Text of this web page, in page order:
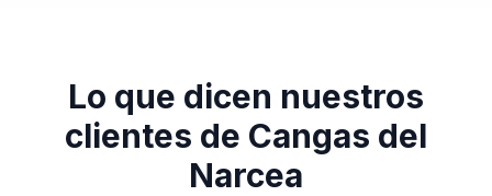
Lo que dicen nuestros
clientes de Cangas del
Narcea